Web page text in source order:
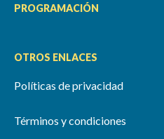
PROGRAMACIÓN
OTROS ENLACES
Políticas de privacidad
Términos y condiciones